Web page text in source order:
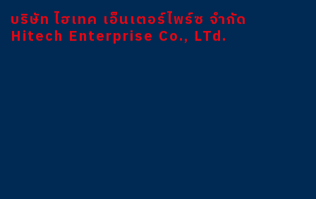
บริษัท ไฮเทค เอ็นเตอร์ไพร์ซ จำกัด
Hitech Enterprise Co., LTd.